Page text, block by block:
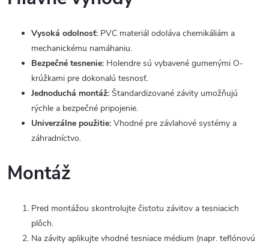
Vysoká odolnosť: PVC materiál odoláva chemikáliám a
mechanickému namáhaniu.
Bezpečné tesnenie: Holendre sú vybavené gumenými O-
krúžkami pre dokonalú tesnosť.
Jednoduchá montáž: Štandardizované závity umožňujú
rýchle a bezpečné pripojenie.
Univerzálne použitie: Vhodné pre závlahové systémy a
záhradníctvo.
Montáž
Pred montážou skontrolujte čistotu závitov a tesniacich
plôch.
Na závity aplikujte vhodné tesniace médium (napr. teflónovú